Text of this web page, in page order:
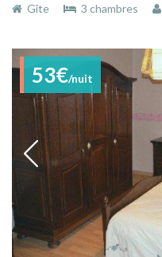
Gîte
3 chambres
53€/nuit